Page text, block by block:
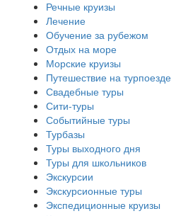
Речные круизы
Лечение
Обучение за рубежом
Отдых на море
Морские круизы
Путешествие на турпоезде
Свадебные туры
Сити-туры
Событийные туры
Турбазы
Туры выходного дня
Туры для школьников
Экскурсии
Экскурсионные туры
Экспедиционные круизы